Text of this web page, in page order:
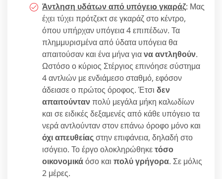
Άντληση υδάτων από υπόγειo γκαράζ: Μας
έχει τύχει πρότζεκτ σε γκαράζ στο κέντρο,
όπου υπήρχαν υπόγεια 4 επιπέδων. Τα
πλημμυρισμένα από ύδατα υπόγεια θα
απαιτούσαν και ένα μήνα γιανα αντληθούν.
Ωστόσο ο κύριος Στέργιος επινόησε σύστημα
4 αντλιών με ενδιάμεσο σταθμό, εφόσον
άδειασε ο πρώτος όροφος. Έτσι δεν
απαιτούντανπολύ μεγάλα μήκη καλωδίων
και σε ειδικές δεξαμενές από κάθε υπόγειο τα
νερά αντλούνταν στον επάνω όροφο μόνο και
όχι απευθείαςστην επιφάνεια, δηλαδή στο
ισόγειο. Το έργο ολοκληρώθηκετόσο
οικονομικάόσο και πολύ γρήγορα. Σε μόλις
2 μέρες.